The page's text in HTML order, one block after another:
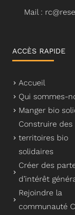
Mail :
ACCÈS RAPIDE
Accueil
Qui sommes-
Manger bio
Construire des
territoires bio
solidaires
Créer des
d’intérêt
Rejoindre la
communauté